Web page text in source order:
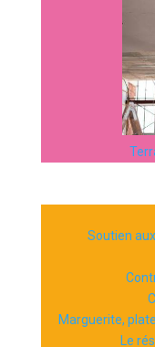
Soutien
Marguerite,
Le